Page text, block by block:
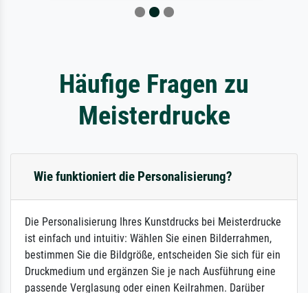
Häufige Fragen zu
Meisterdrucke
Wie funktioniert die Personalisierung?
Die Personalisierung Ihres Kunstdrucks bei Meisterdrucke
ist einfach und intuitiv: Wählen Sie einen Bilderrahmen,
bestimmen Sie die Bildgröße, entscheiden Sie sich für ein
Druckmedium und ergänzen Sie je nach Ausführung eine
passende Verglasung oder einen Keilrahmen. Darüber